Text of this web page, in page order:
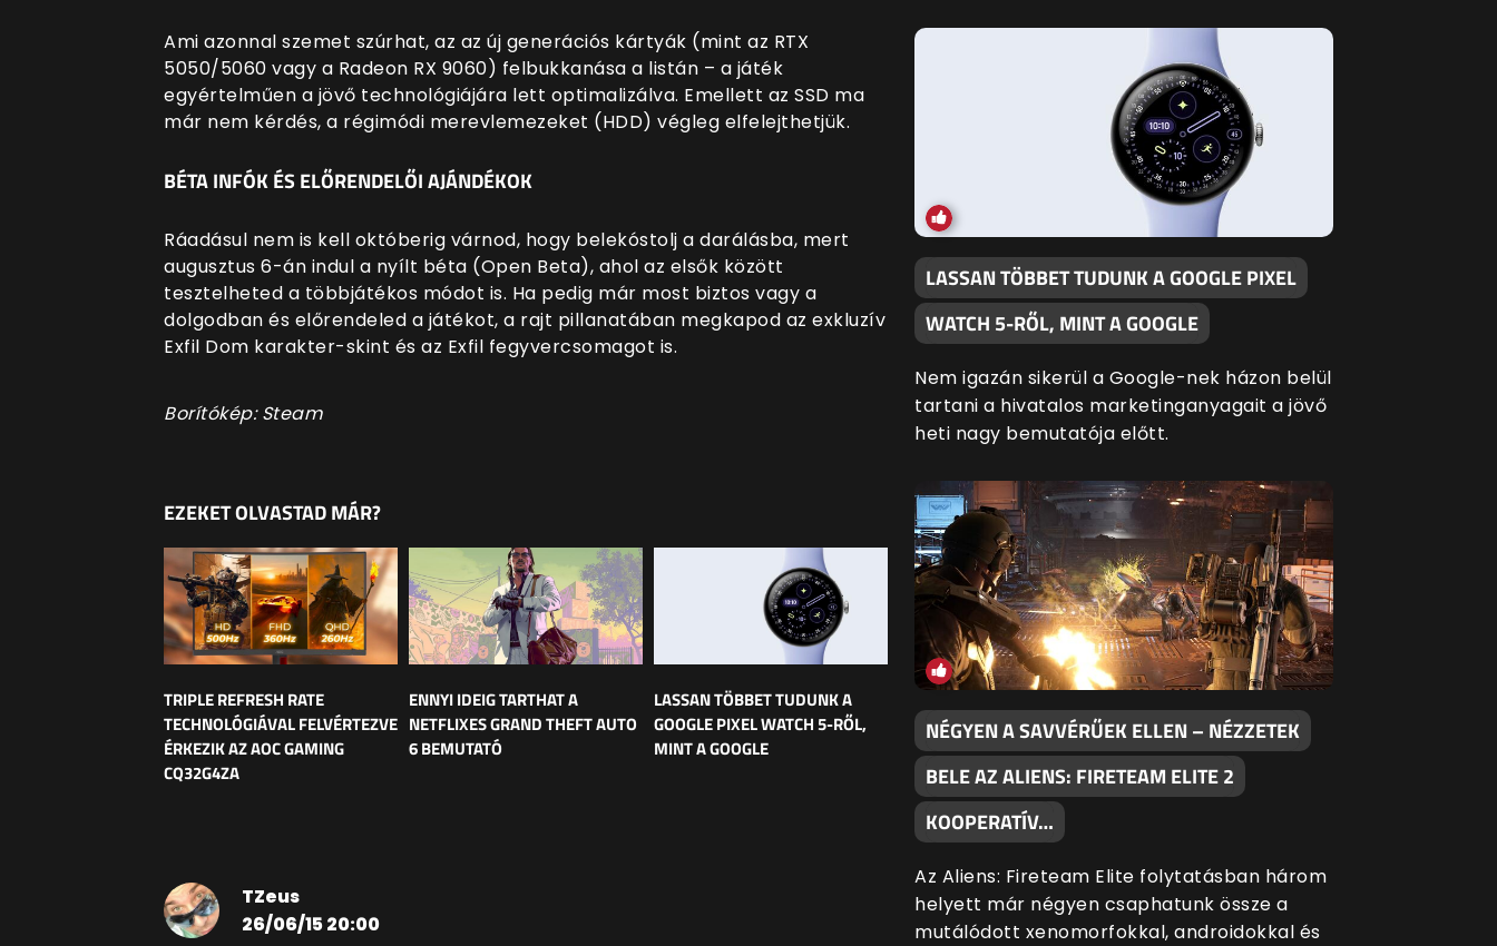
Ami azonnal szemet szúrhat, az az új generációs kártyák (mint az RTX
5050/5060 vagy a Radeon RX 9060) felbukkanása a listán – a játék
egyértelműen a jövő technológiájára lett optimalizálva. Emellett az SSD ma
már nem kérdés, a régimódi merevlemezeket (HDD) végleg elfelejthetjük.
BÉTA INFÓK ÉS ELŐRENDELŐI AJÁNDÉKOK
Ráadásul nem is kell októberig várnod, hogy belekóstolj a darálásba, mert
augusztus 6-án indul a nyílt béta (Open Beta), ahol az elsők között
tesztelheted a többjátékos módot is. Ha pedig már most biztos vagy a
dolgodban és előrendeled a játékot, a rajt pillanatában megkapod az exkluzív
Exfil Dom karakter-skint és az Exfil fegyvercsomagot is.
Borítókép: Steam
EZEKET OLVASTAD MÁR?
TRIPLE REFRESH RATE
TECHNOLÓGIÁVAL FELVÉRTEZVE
ÉRKEZIK AZ AOC GAMING
CQ32G4ZA
ENNYI IDEIG TARTHAT A
NETFLIXES GRAND THEFT AUTO
6 BEMUTATÓ
LASSAN TÖBBET TUDUNK A
GOOGLE PIXEL WATCH 5-RŐL,
MINT A GOOGLE
TZeus
26/06/15 20:00
LASSAN TÖBBET TUDUNK A GOOGLE PIXEL
WATCH 5-RŐL, MINT A GOOGLE
Nem igazán sikerül a Google-nek házon belül
tartani a hivatalos marketinganyagait a jövő
heti nagy bemutatója előtt.
NÉGYEN A SAVVÉRŰEK ELLEN – NÉZZETEK
BELE AZ ALIENS: FIRETEAM ELITE 2
KOOPERATÍV…
Az Aliens: Fireteam Elite folytatásban három
helyett már négyen csaphatunk össze a
mutálódott xenomorfokkal, androidokkal és